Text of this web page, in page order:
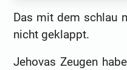
Das mit dem schlau
nicht geklappt.
Jehovas Zeugen